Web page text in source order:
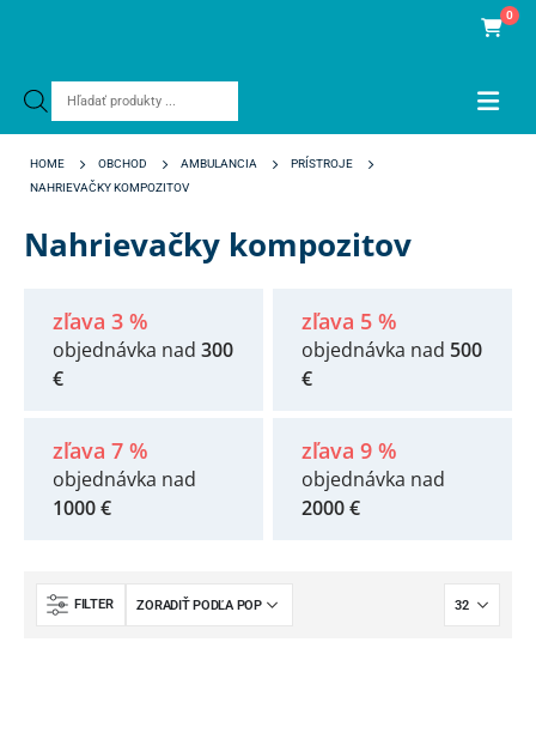
Products
0
HOME OBCHOD AMBULANCIA
PRÍSTROJE
NAHRIEVAČKY KOMPOZITOV
Nahrievačky kompozitov
zľava 3 %
objednávka nad 300
€
zľava 5 %
objednávka nad 500
€
zľava 7 %
objednávka nad
1000 €
zľava 9 %
objednávka nad
2000 €
FILTER